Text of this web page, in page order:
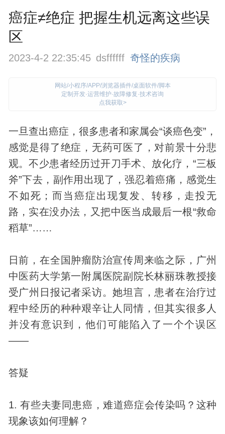
癌症≠绝症 把握生机远离这些误
区
2023-4-2 22:35:45 dsffffff 奇怪的疾病
网站/小程序/APP/浏览器插件/桌面软件/脚本
定制开发·运营维护·故障修复·技术咨询
点我获取>
一旦查出癌症，很多患者和家属会“谈癌色变”，
感觉是得了绝症 ，无药可医了，对前景十分悲
观。不少患者经历过开刀手术、放化疗，“三板
斧”下去，副作用出现了，强忍着癌痛，感觉生
不如死；而当癌症出现复发、转移，走投无
路，实在没办法，又把中医当成最后一根“救命
稻草”……
日前，在全国肿瘤防治宣传周来临之际，广州
中医药大学第一附属医院副院长林丽珠教授接
受广州日报记者采访。她坦言，患者在治疗过
程中经历的种种艰辛让人同情，但其实很多人
并没有意识到，他们可能陷入了一个个误区
——
答疑
1. 有些夫妻同患癌，难道癌症会传染吗？这种
现象该如何理解？